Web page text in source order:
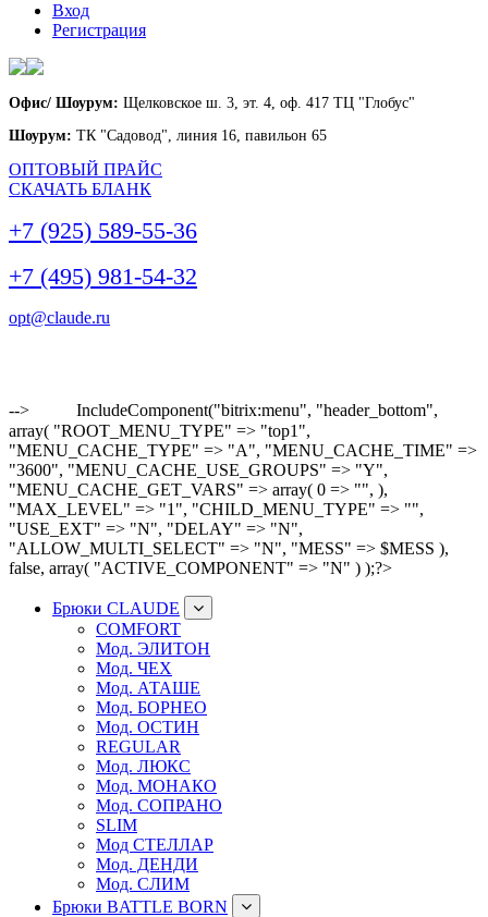
Вход
Регистрация
Офис/ Шоурум: Щелковское ш. 3, эт. 4, оф. 417 ТЦ "Глобус"
Шоурум: ТК "Садовод", линия 16, павильон 65
ОПТОВЫЙ ПРАЙС
СКАЧАТЬ БЛАНК
+7 (925) 589-55-36
+7 (495) 981-54-32
opt@claude.ru
-->
IncludeComponent("bitrix:menu", "header_bottom",
array( "ROOT_MENU_TYPE" => "top1",
"MENU_CACHE_TYPE" => "A", "MENU_CACHE_TIME" =>
"3600", "MENU_CACHE_USE_GROUPS" => "Y",
"MENU_CACHE_GET_VARS" => array( 0 => "", ),
"MAX_LEVEL" => "1", "CHILD_MENU_TYPE" => "",
"USE_EXT" => "N", "DELAY" => "N",
"ALLOW_MULTI_SELECT" => "N", "MESS" => $MESS ),
false, array( "ACTIVE_COMPONENT" => "N" ) );?>
Брюки CLAUDE
COMFORT
Мод. ЭЛИТОН
Мод. ЧЕХ
Мод. АТАШЕ
Мод. БОРНЕО
Мод. ОСТИН
REGULAR
Мод. ЛЮКС
Мод. МОНАКО
Мод. СОПРАНО
SLIM
Мод СТЕЛЛАР
Мод. ДЕНДИ
Мод. СЛИМ
Брюки BATTLE BORN